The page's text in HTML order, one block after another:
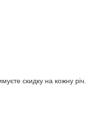
скидку на кожну річ.